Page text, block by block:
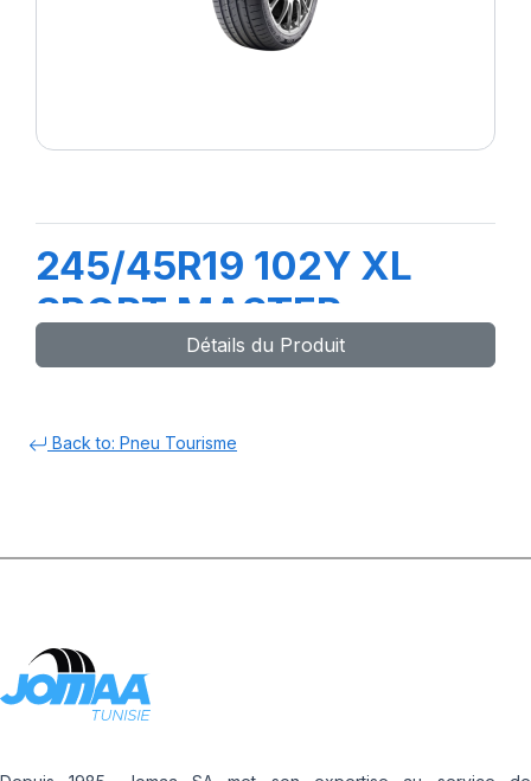
245/45R19 102Y XL
SPORT MASTER
Détails du Produit
Back to: Pneu Tourisme